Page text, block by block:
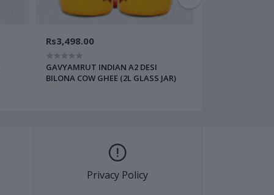
Rs3,498.00
GAVYAMRUT INDIAN A2 DESI
BILONA COW GHEE (2L GLASS JAR)
Privacy Policy